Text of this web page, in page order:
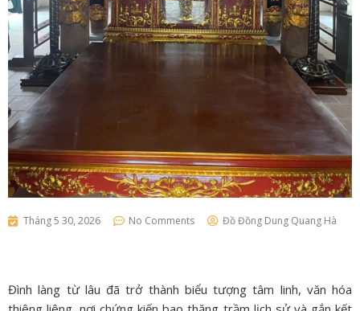
Tháng 5 30, 2026 No Comments Đồ Đồng Dung Quang Hà
Đình làng từ lâu đã trở thành biểu tượng tâm linh, văn hóa